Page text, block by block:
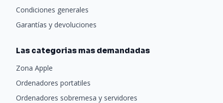
Condiciones generales
Garantías y devoluciones
Las categorias mas demandadas
Zona Apple
Ordenadores portatiles
Ordenadores sobremesa y servidores